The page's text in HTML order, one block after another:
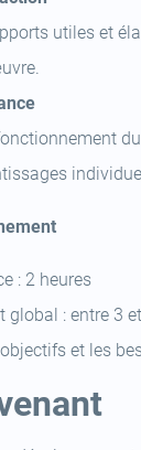
utiles et
: 2 heures
global : entre 3
et les